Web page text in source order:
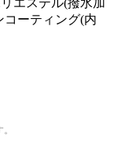
エステル(撥水加
コーティング(内